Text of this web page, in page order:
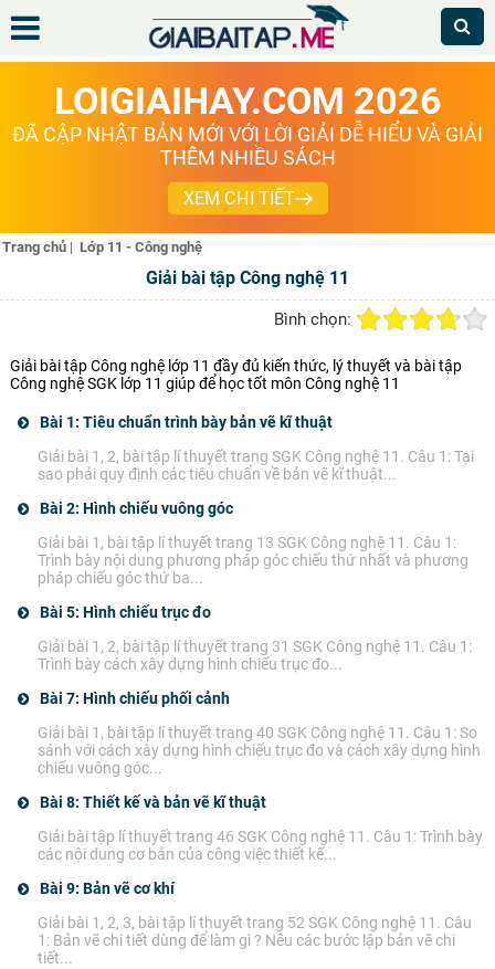
LOIGIAIHAY.COM 2026
ĐÃ CẬP NHẬT BẢN MỚI VỚI LỜI GIẢI DỄ HIỂU VÀ GIẢI
THÊM NHIỀU SÁCH
XEM CHI TIẾT
Trang chủ | Lớp 11 - Công nghệ
Giải bài tập Công nghệ 11
Bình chọn:
Giải bài tập Công nghệ lớp 11 đầy đủ kiến thức, lý thuyết và bài tập
Công nghệ SGK lớp 11 giúp để học tốt môn Công nghệ 11
Bài 1: Tiêu chuẩn trình bày bản vẽ kĩ thuật
Giải bài 1, 2, bài tập lí thuyết trang SGK Công nghệ 11. Câu 1: Tại
sao phải quy định các tiêu chuẩn về bản vẽ kĩ thuật...
Bài 2: Hình chiếu vuông góc
Giải bài 1, bài tập lí thuyết trang 13 SGK Công nghệ 11. Câu 1:
Trình bày nội dung phương pháp góc chiếu thứ nhất và phương
pháp chiếu góc thứ ba...
Bài 5: Hình chiếu trục đo
Giải bài 1, 2, bài tập lí thuyết trang 31 SGK Công nghệ 11. Câu 1:
Trình bày cách xây dựng hình chiếu trục đo...
Bài 7: Hình chiếu phối cảnh
Giải bài 1, bài tập lí thuyết trang 40 SGK Công nghệ 11. Câu 1: So
sánh với cách xây dựng hình chiếu trục đo và cách xây dựng hình
chiếu vuông góc...
Bài 8: Thiết kế và bản vẽ kĩ thuật
Giải bài tập lí thuyết trang 46 SGK Công nghệ 11. Câu 1: Trình bày
các nội dung cơ bản của công việc thiết kế...
Bài 9: Bản vẽ cơ khí
Giải bài 1, 2, 3, bài tập lí thuyết trang 52 SGK Công nghệ 11. Câu
1: Bản vẽ chi tiết dùng để làm gì ? Nêu các bước lập bản vẽ chi
tiết...